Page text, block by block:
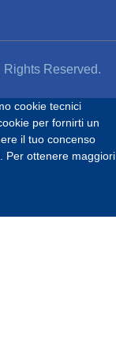
Reserved.
cookie tecnici
per fornirti un
il tuo concenso
Per ottenere maggiori